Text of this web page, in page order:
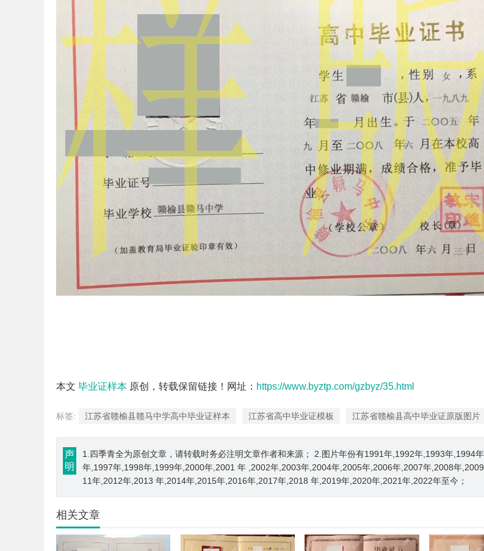
本文 毕业证样本 原创，转载保留链接！网址： https://www.byztp.com/gzbyz/35.html
标签: 江苏省赣榆县赣马中学高中毕业证样本 江苏省高中毕业证模板 江苏省赣榆县高中毕业证原版图片
声
明
1.四季青全为原创文章，请转载时务必注明文章作者和来源； 2.图片年份有1991年,1992年,1993年,1994
年,1997年,1998年,1999年,2000年,2001 年 ,2002年,2003年,2004年,2005年,2006年,2007年,2008年
11年,2012年,2013 年,2014年,2015年,2016年,2017年,2018 年,2019年,2020年,2021年,2022年至今；
相关文章